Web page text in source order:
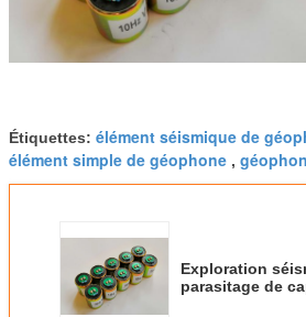
Étiquettes: élément séismique de
élément simple de géophone ,
Exploration
parasitage de